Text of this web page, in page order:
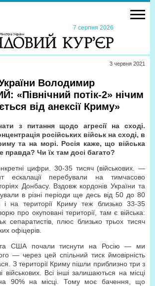
7 серпня 2026
3 червня 2021
Володимир
«Північний потік-2» нічим
від анексії Криму»
з питання щодо агресії на сході.
російських військ на сході, в
та на морі. Росія каже, що війська
правда? Чи їх там досі багато?
цифри. 30-35 тисяч (військових. —
перебували на тимчасово
Донбасу. Вздовж кордонів України та
в різні періоди ще десь від 50 до 80
і на території Криму теж близько 33-35
про окуповані території, там є війська:
сепаратистів, плюс близько трьох тисяч
офіцерів.
США почали тиснути на Росію — ми
— через цей спільний тиск ймовірність
З території Криму пішли приблизно три з
військових. Всі інші залишаються на місці
90% на місці. Тому моє бачення, що